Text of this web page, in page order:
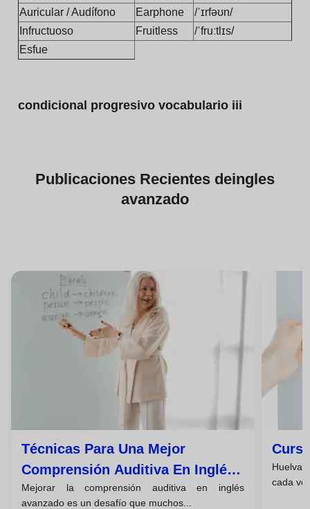
Auricular / Audífono
Earphone
/ˈɪrfəʊn/
Infructuoso
Fruitless
/ˈfruːtlɪs/
Esfue
condicional progresivo vocabulario iii
Publicaciones Recientes deingles
avanzado
Técnicas Para Una Mejor
Comprensión Auditiva En Inglés
Avanzado
Mejorar la comprensión auditiva en inglés
avanzado es un desafío que muchos...
Huelva
cada